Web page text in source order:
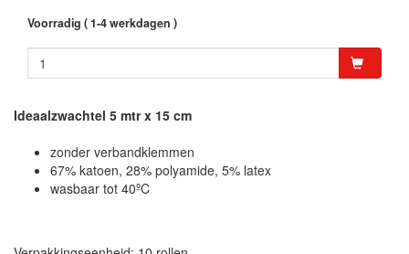
Voorradig ( 1-4 werkdagen )
Ideaalzwachtel 5 mtr x 15 cm
zonder verbandklemmen
67% katoen, 28% polyamide, 5% latex
wasbaar tot 40ºC